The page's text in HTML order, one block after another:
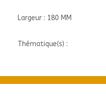
Largeur : 180 MM
Thématique(s) :